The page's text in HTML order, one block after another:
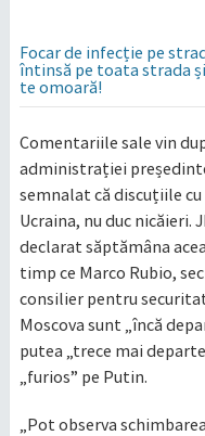
Focar de infecție pe
întinsă pe toata strada
te omoară!
Comentariile sale vin
administrației
semnalat că discuțiile cu
Ucraina, nu duc nicăieri.
declarat săptămâna
timp ce Marco Rubio,
consilier pentru
Moscova sunt „încă
putea „trece mai
„furios” pe Putin.
„Pot observa